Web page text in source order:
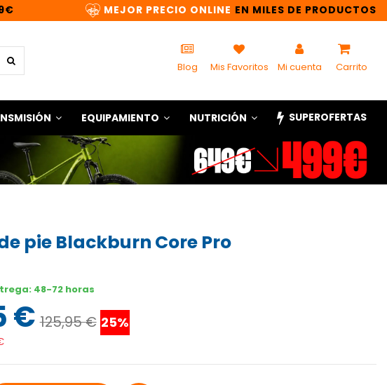
MEJOR PRECIO ONLINE EN MILES DE PRODUCTOS
Blog Mis Favoritos Mi cuenta Carrito
EQUIPAMIENTO NUTRICIÓN SUPEROFERTAS
pie Blackburn Core Pro
48-72 horas
€ 125,95 € 25%